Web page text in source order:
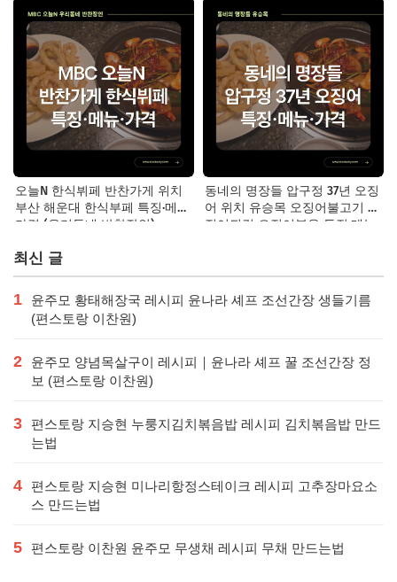
오늘N 한식뷔페 반찬가게 위치
부산 해운대 한식부페 특징·메뉴·
가격 (우리동네 반찬장인)
동네의 명장들 압구정 37년 오징
어 위치 유승목 오징어불고기 오
징어튀김 오징어볶음 특징·메뉴·
최신 글
1
윤주모 황태해장국 레시피 윤나라 셰프 조선간장 생들기름
(편스토랑 이찬원)
2
윤주모 양념목살구이 레시피｜윤나라 셰프 꿀 조선간장 정
보 (편스토랑 이찬원)
3
편스토랑 지승현 누룽지김치볶음밥 레시피 김치볶음밥 만드
는법
4
편스토랑 지승현 미나리항정스테이크 레시피 고추장마요소
스 만드는법
5 편스토랑 이찬원 윤주모 무생채 레시피 무채 만드는법